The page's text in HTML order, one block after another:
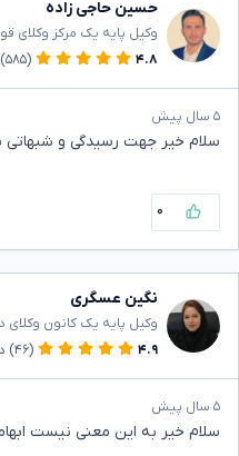
حسین حاجی زاده
وکیل پایه یک مرکز وکلای
۴.۸
(۵۸۵)
۵ سال پیش
سلام خیر جهت رسیدگی و شبهاتی
۰
نگین عسگری
وکیل پایه یک کانون وکلای
۴.۹
(۴۶)
۵ سال پیش
سلام خیر به این معنی نیست